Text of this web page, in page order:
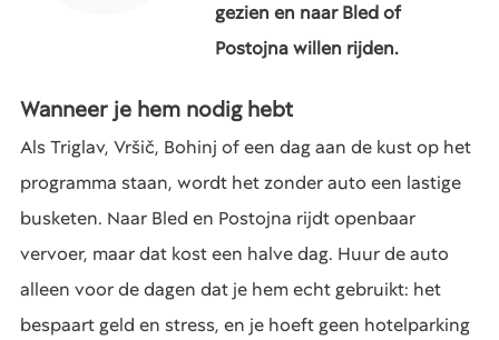
gezien en naar Bled of
Postojna willen rijden.
Wanneer je hem nodig hebt
Als Triglav, Vršič, Bohinj of een dag aan de kust op het
programma staan, wordt het zonder auto een lastige
busketen. Naar Bled en Postojna rijdt openbaar
vervoer, maar dat kost een halve dag. Huur de auto
alleen voor de dagen dat je hem echt gebruikt: het
bespaart geld en stress, en je hoeft geen hotelparking